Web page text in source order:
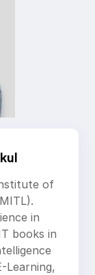
of
in
books in
Learning,